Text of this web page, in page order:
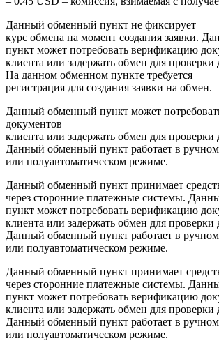
Данный обменный пункт не фиксирует
курс обмена на момент создания заявки.
пункт может потребовать верификацию
клиента или задержать обмен для
На данном обменном пункте требуется
регистрация для создания заявки на обмен.
Данный обменный пункт может
документов
клиента или задержать обмен для
Данный обменный пункт работает в ручном
или полуавтоматическом режиме.
Данный обменный пункт принимает
через сторонние платежные системы.
пункт может потребовать верификацию
клиента или задержать обмен для
Данный обменный пункт работает в ручном
или полуавтоматическом режиме.
Данный обменный пункт принимает
через сторонние платежные системы.
пункт может потребовать верификацию
клиента или задержать обмен для
Данный обменный пункт работает в ручном
или полуавтоматическом режиме.